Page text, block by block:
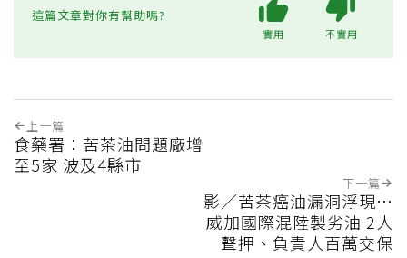
這篇文章對你有幫助嗎?
實用 不實用
上一篇
食藥署：苦茶油問題廠增
至5家 波及4縣市
下一篇
影／苦茶癌油漏洞浮現…
威加國際混陸製劣油 2人
聲押、負責人百萬交保